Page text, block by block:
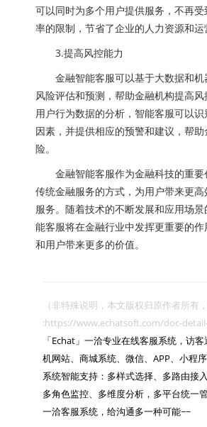
可以同时为多个用户提供服务，不再
率的限制，节省了企业的人力资源和运
3.提高风控能力
金融智能客服可以基于大数据和机
风险评估和预测，帮助金融机构提高
用户行为数据的分析，智能客服可以
因素，并提供相应的预警和建议，帮
险。
金融智能客服作为金融科技的重要
传统金融服务的方式，为用户带来更
服务。随着技术的不断发展和应用场
能客服将在金融行业中发挥更重要的
和用户带来更多的价值。
（非特殊说明，本文版权归原作者所有
:https://www.echatsoft.com/doc-detail-
「Echat」一洽专业在线客服系统，访
机网站、商城系统、微信、APP、小程
系统智能支持：多样式选择、多路由接
多角色监控、多维度分析，多平台统一管
一洽客服系统，给沟通多一种可能~~